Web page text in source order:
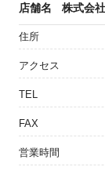
店舗名 株式会
住所
アクセス
TEL
FAX
営業時間